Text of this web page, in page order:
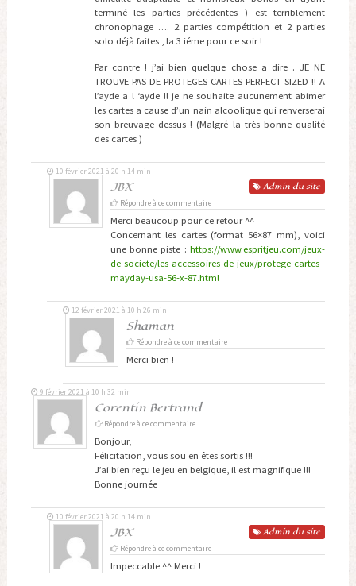
terminé les parties précédentes ) est terriblement
chronophage …. 2 parties compétition et 2 parties
solo déjà faites , la 3 iéme pour ce soir !
Par contre ! j’ai bien quelque chose a dire . JE NE
TROUVE PAS DE PROTEGES CARTES PERFECT SIZED !! A
l’ayde a l ‘ayde !! je ne souhaite aucunement abimer
les cartes a cause d’un nain alcoolique qui renverserai
son breuvage dessus ! (Malgré la très bonne qualité
des cartes )
JBX Admin du site
10 février 2021 à 20 h 14 min
Répondre à ce commentaire
Merci beaucoup pour ce retour ^^
Concernant les cartes (format 56×87 mm), voici
une bonne piste :https://www.espritjeu.com/jeux-
de-societe/les-accessoires-de-jeux/protege-cartes-
mayday-usa-56-x-87.html
Shaman
12 février 2021 à 10 h 26 min
Répondre à ce commentaire
Merci bien !
Corentin Bertrand
9 février 2021 à 10 h 32 min
Répondre à ce commentaire
Bonjour,
Félicitation, vous sou en êtes sortis !!!
J’ai bien reçu le jeu en belgique, il est magnifique !!!
Bonne journée
JBX Admin du site
10 février 2021 à 20 h 14 min
Répondre à ce commentaire
Impeccable ^^ Merci !